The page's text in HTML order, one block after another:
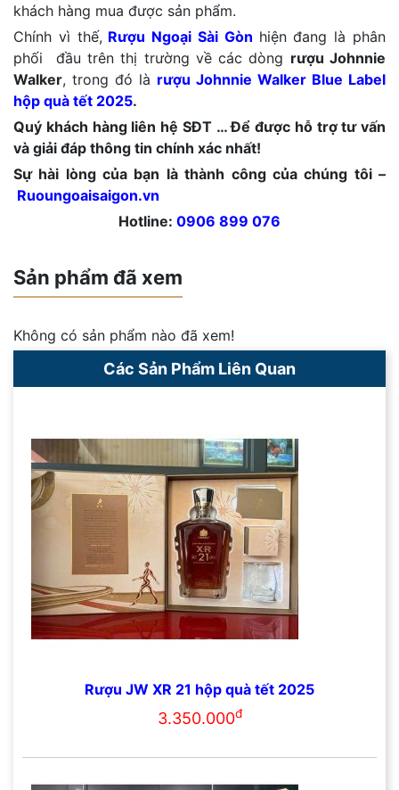
khách hàng mua được sản phẩm.
Chính vì thế, Rượu Ngoại Sài Gòn hiện đang là phân
phối đầu trên thị trường về các dòng rượu Johnnie
Walker, trong đó là rượu Johnnie Walker Blue Label
hộp quà tết 2025.
Quý khách hàng liên hệ SĐT … Để được hỗ trợ tư vấn
và giải đáp thông tin chính xác nhất!
Sự hài lòng của bạn là thành công của chúng tôi –
Ruoungoaisaigon.vn
Hotline: 0906 899 076
Sản phẩm đã xem
Không có sản phẩm nào đã xem!
Các Sản Phẩm Liên Quan
Rượu JW XR 21 hộp quà tết 2025
3.350.000đ